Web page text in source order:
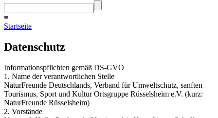
≡
Startseite
Datenschutz
Informationspflichten gemäß DS-GVO
1. Name der verantwortlichen Stelle
NaturFreunde Deutschlands, Verband für Umweltschutz, sanften
Tourismus, Sport und Kultur Ortsgruppe Rüsselsheim e.V. (kurz:
NaturFreunde Rüsselsheim)
2. Vorstände